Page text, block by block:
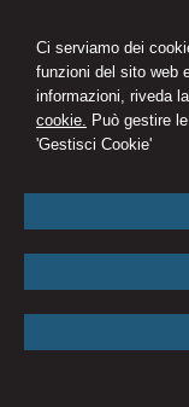
Ci serviamo dei
funzioni del sito web
informazioni, riveda
cookie. Può gestire
'Gestisci Cookie'